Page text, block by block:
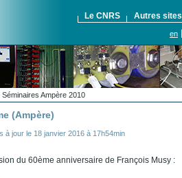
Le CNRS Autres
en
Séminaires Ampère 2010
(Ampère)
à jour le 18 janvier 2016 à 17h54min
du 60ème anniversaire de François Musy :